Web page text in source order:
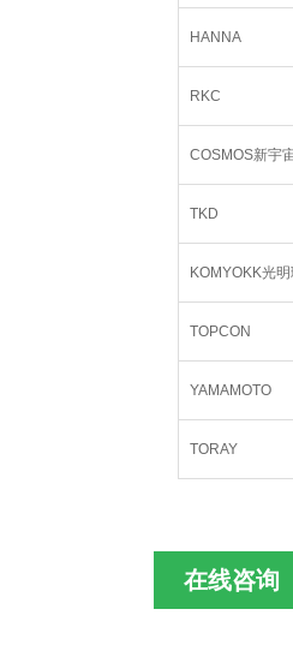
HANNA
RKC
COSMOS新宇
TKD
KOMYOKK光
TOPCON
YAMAMOTO
TORAY
在线咨询